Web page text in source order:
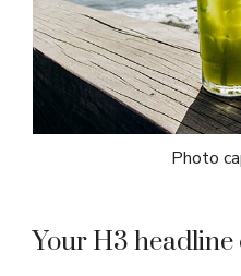
Photo
Your H3 headline